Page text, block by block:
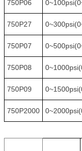
750P06
750P27
750P07
750P08
750P09
750P2000